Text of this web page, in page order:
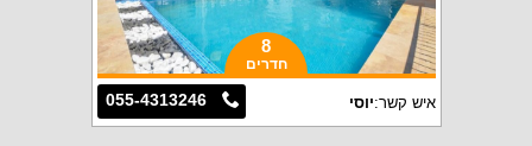
8
חדרים
055-4313246 איש קשר:יוסי